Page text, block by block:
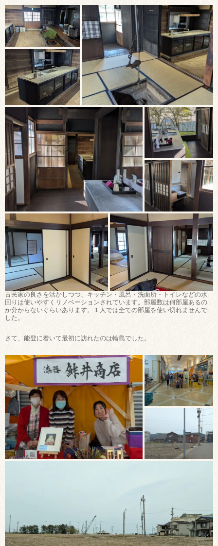
古民家の良さを活かしつつ、キッチン・風呂・洗面所・トイレなどの水
回りは使いやすくリノベーションされています。部屋数は何部屋あるの
か分からないぐらいあります。１人では全ての部屋を使い切れませんで
した。
さて、能登に着いて最初に訪れたのは輪島でした。